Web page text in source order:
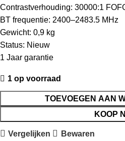
Contrastverhouding: 30000:1
BT frequentie: 2400–2483.5 MHz
Gewicht: 0,9 kg
Status: Nieuw
1 Jaar garantie
1 op voorraad
TOEVOEGEN AAN
KOOP
Vergelijken Bewaren